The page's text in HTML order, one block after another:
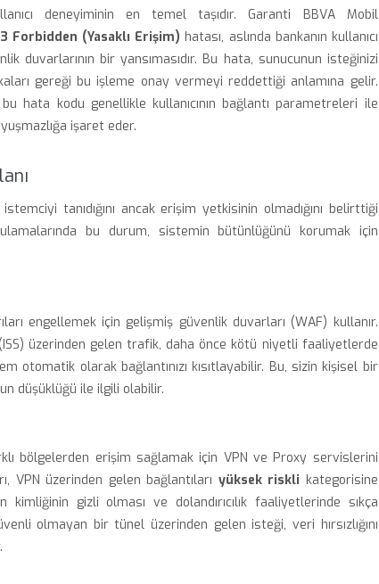
deneyiminin en temel taşıdır. Garanti BBVA Mobil
Forbidden (Yasaklı Erişim) hatası, aslında bankanın kullanıcı
duvarlarının bir yansımasıdır. Bu hata, sunucunun isteğinizi
gereği bu işleme onay vermeyi reddettiği anlamına gelir.
hata kodu genellikle kullanıcının bağlantı parametreleri ile
işaret eder.
tanıdığını ancak erişim yetkisinin olmadığını belirttiği
bu durum, sistemin bütünlüğünü korumak için
engellemek için gelişmiş güvenlik duvarları (WAF) kullanır.
(ISS) üzerinden gelen trafik, daha önce kötü niyetli faaliyetlerde
otomatik olarak bağlantınızı kısıtlayabilir. Bu, sizin kişisel bir
düşüklüğü ile ilgili olabilir.
bölgelerden erişim sağlamak için VPN ve Proxy servislerini
VPN üzerinden gelen bağlantıları yüksek riskli kategorisine
kimliğinin gizli olması ve dolandırıcılık faaliyetlerinde sıkça
olmayan bir tünel üzerinden gelen isteği, veri hırsızlığını